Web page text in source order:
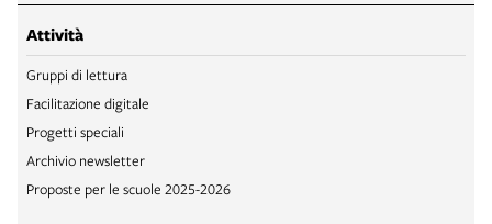
Attività
Gruppi di lettura
Facilitazione digitale
Progetti speciali
Archivio newsletter
Proposte per le scuole 2025-2026